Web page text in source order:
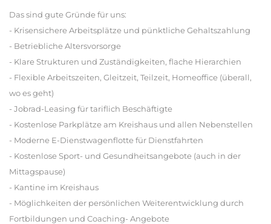
Das sind gute Gründe für uns:
- Krisensichere Arbeitsplätze und pünktliche Gehaltszahlung
- Betriebliche Altersvorsorge
- Klare Strukturen und Zuständigkeiten, flache Hierarchien
- Flexible Arbeitszeiten, Gleitzeit, Teilzeit, Homeoffice (überall,
wo es geht)
- Jobrad-Leasing für tariflich Beschäftigte
- Kostenlose Parkplätze am Kreishaus und allen Nebenstellen
- Moderne E-Dienstwagenflotte für Dienstfahrten
- Kostenlose Sport- und Gesundheitsangebote (auch in der
Mittagspause)
- Kantine im Kreishaus
- Möglichkeiten der persönlichen Weiterentwicklung durch
Fortbildungen und Coaching- Angebote